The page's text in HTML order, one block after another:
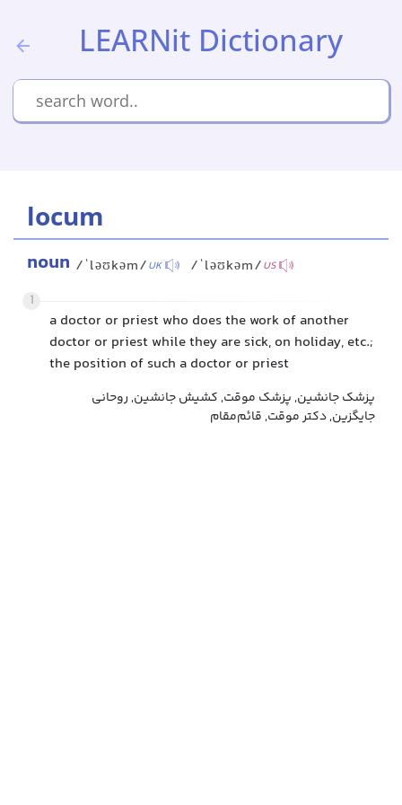
LEARNit Dictionary
locum
noun /ˈləʊkəm/UK /ˈləʊkəm/US
1
a doctor or priest who does the work of another
doctor or priest while they are sick, on holiday, etc.;
the position of such a doctor or priest
پزشک جانشین, پزشک موقت, کشیش جانشین, روحانی
جایگزین, دکتر موقت, قائم‌مقام